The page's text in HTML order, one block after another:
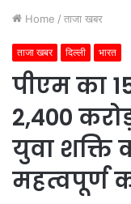
Home / ताजा खबर
ताजा खबर दिल्ली भारत
पीएम का
2,400
युवा शक्ति
महत्वपूर्ण